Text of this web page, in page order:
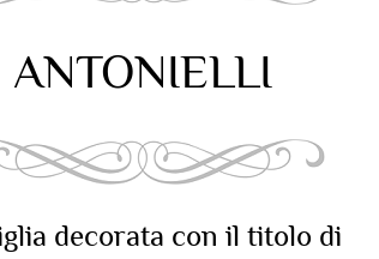
ANTONIELLI
decorata con il titolo di